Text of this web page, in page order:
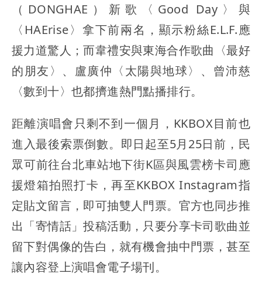
（DONGHAE）新歌〈Good Day〉與
〈HAErise〉拿下前兩名，顯示粉絲E.L.F.應
援力道驚人；而韋禮安與東海合作歌曲〈最好
的朋友〉、盧廣仲〈太陽與地球〉、曾沛慈
〈數到十〉也都擠進熱門點播排行。
距離演唱會只剩不到一個月，KKBOX目前也
進入最後索票倒數。即日起至5月25日前，民
眾可前往台北車站地下街K區與風雲榜卡司應
援燈箱拍照打卡，再至KKBOX Instagram指
定貼文留言，即可抽雙人門票。官方也同步推
出「寄情話」投稿活動，只要分享卡司歌曲並
留下對偶像的告白，就有機會抽中門票，甚至
讓內容登上演唱會電子場刊。